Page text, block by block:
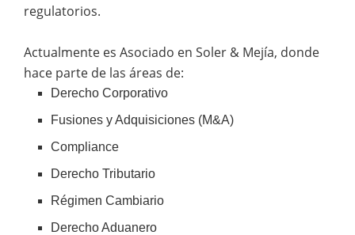
regulatorios.
Actualmente es Asociado en Soler & Mejía, donde
hace parte de las áreas de:
Derecho Corporativo
Fusiones y Adquisiciones (M&A)
Compliance
Derecho Tributario
Régimen Cambiario
Derecho Aduanero